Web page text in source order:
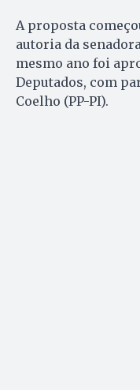
A proposta
autoria da
mesmo ano foi
Deputados, com
Coelho (PP-PI).